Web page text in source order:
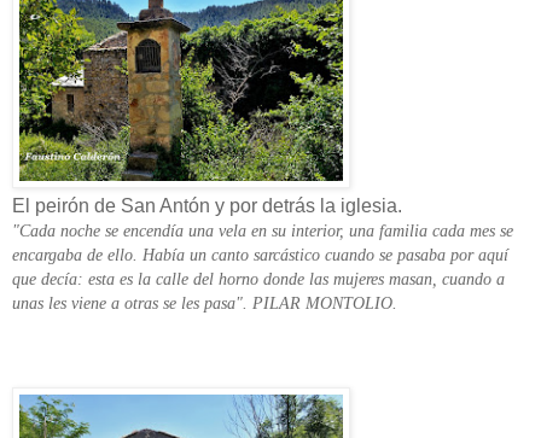
El peirón de San Antón y por detrás la iglesia.
"Cada noche se encendía una vela en su interior, una familia cada mes se
encargaba de ello. Había un canto sarcástico cuando se pasaba por aquí
que decía: esta es la calle del horno donde las mujeres masan, cuando a
unas les viene a otras se les pasa". PILAR MONTOLIO.